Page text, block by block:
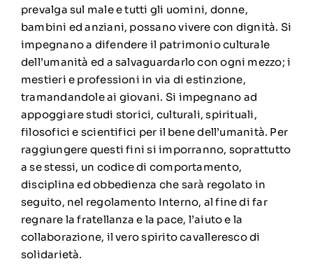
prevalga sul male e tutti gli uomini, donne,
bambini ed anziani, possano vivere con dignità. Si
impegnano a difendere il patrimonio culturale
dell’umanità ed a salvaguardarlo con ogni mezzo; i
mestieri e professioni in via di estinzione,
tramandandole ai giovani. Si impegnano ad
appoggiare studi storici, culturali, spirituali,
filosofici e scientifici per il bene dell’umanità. Per
raggiungere questi fini si imporranno, soprattutto
a se stessi, un codice di comportamento,
disciplina ed obbedienza che sarà regolato in
seguito, nel regolamento Interno, al fine di far
regnare la fratellanza e la pace, l’aiuto e la
collaborazione, il vero spirito cavalleresco di
solidarietà.